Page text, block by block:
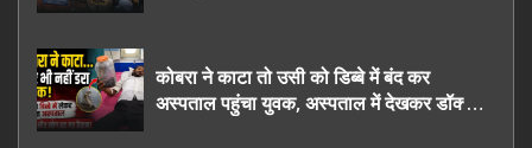
कोबरा ने काटा तो उसी को डिब्बे में बंद कर
अस्पताल पहुंचा युवक, अस्पताल में देखकर डॉक्टर